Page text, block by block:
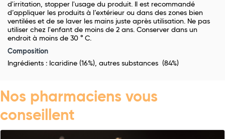
d'irritation, stopper l'usage du produit. Il est recommandé
d’appliquer les produits à l’extérieur ou dans des zones bien
ventilées et de se laver les mains juste après utilisation. Ne pas
utiliser chez l'enfant de moins de 2 ans. Conserver dans un
endroit à moins de 30 ° C.
Composition
Ingrédients : Icaridine (16%), autres substances (84%)
Nos pharmaciens vous
conseillent